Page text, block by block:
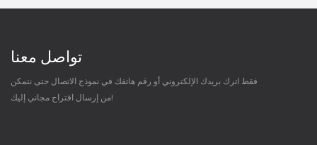
تواصل معنا
فقط اترك بريدك الإلكتروني أو رقم هاتفك في نموذج الاتصال حتى نتمكن
من إرسال اقتراح مجاني إليك!